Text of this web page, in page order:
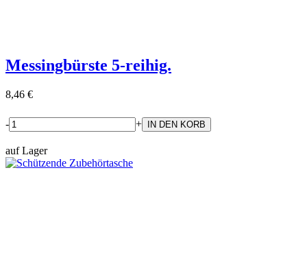
Messingbürste 5-reihig.
8,46 €
- +
auf Lager